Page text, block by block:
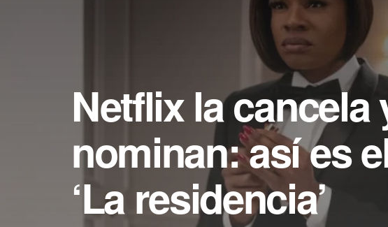
Netflix la
nominan: así es
‘La residencia’